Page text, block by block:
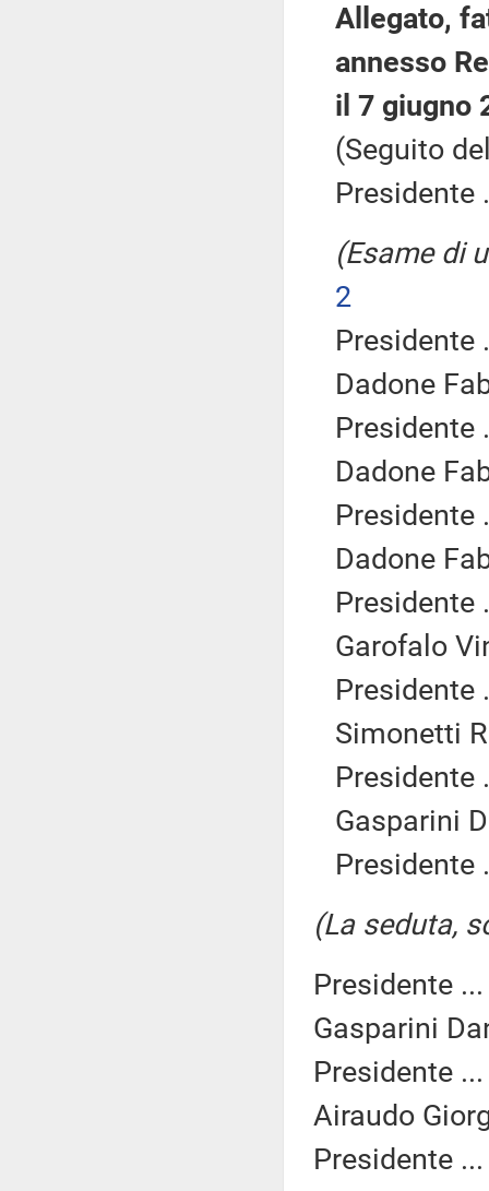
Allegato,
annesso
il 7 giugno
(Seguito
Presidente
(Esame di
2
Presidente
Dadone
Presidente
Dadone
Presidente
Dadone
Presidente
Garofalo
Presidente
Simonetti
Presidente
Gasparini
Presidente
(La seduta,
Presidente
Gasparini
Presidente
Airaudo
Presidente